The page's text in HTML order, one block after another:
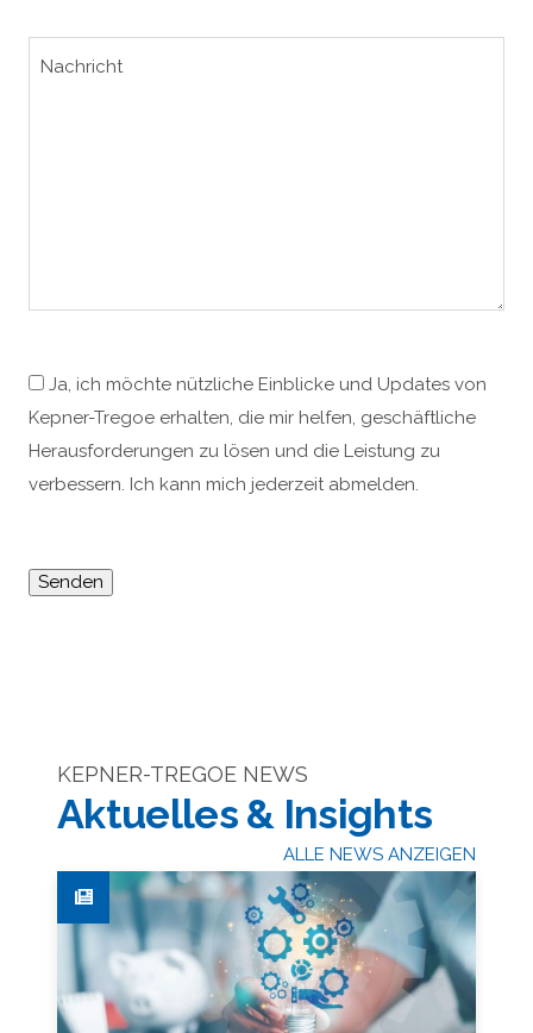
Ja, ich möchte nützliche Einblicke und Updates von
Kepner-Tregoe erhalten, die mir helfen, geschäftliche
Herausforderungen zu lösen und die Leistung zu
verbessern. Ich kann mich jederzeit abmelden.
KEPNER-TREGOE NEWS
Aktuelles & Insights
ALLE NEWS ANZEIGEN